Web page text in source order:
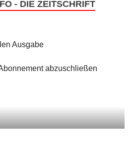
- DIE ZEITSCHRIFT
Ausgabe
abzuschließen